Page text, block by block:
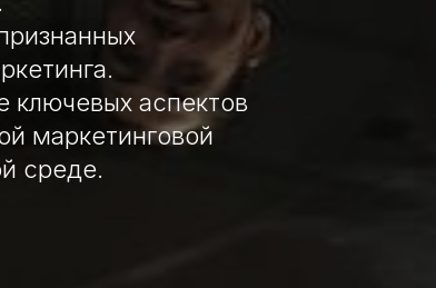
ключевых аспектов
маркетинговой
среде.